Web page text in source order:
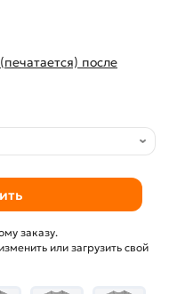
после
заказу.
или загрузить свой